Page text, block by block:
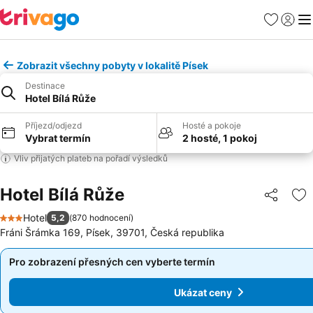
Oblíbené
Zobrazit všechny pobyty v lokalitě Písek
Destinace
Hotel Bílá Růže
Příjezd/odjezd
Vybrat termín
Hosté a pokoje
2 hosté, 1 pokoj
Vliv přijatých plateb na pořadí výsledků
Hotel Bílá Růže Sdílet
3 Počet hvězdiček
Hotel 5,2 (870 hodnocení)
Fráni Šrámka 169, Písek, 39701, Česká republika
Pro zobrazení přesných cen vyberte termín
Ukázat ceny
Pro zobrazení přesných cen vyberte termín
Ukázat ceny